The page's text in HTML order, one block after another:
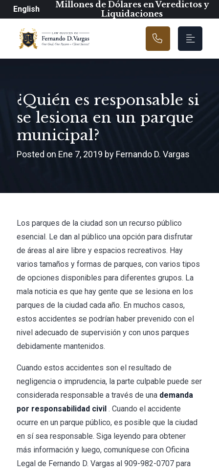
Navegación
English
Millones de Dólares en Veredictos y
Liquidaciones
¿Quién es responsable si
se lesiona en un parque
municipal?
Posted on Ene 7, 2019 by Fernando D. Vargas
Los parques de la ciudad son un recurso público
esencial. Le dan al público una opción para disfrutar
de áreas al aire libre y espacios recreativos. Hay
varios tamaños y formas de parques, con varios tipos
de opciones disponibles para diferentes grupos. La
mala noticia es que hay gente que se lesiona en los
parques de la ciudad cada año. En muchos casos,
estos accidentes se podrían haber prevenido con el
nivel adecuado de supervisión y con unos parques
debidamente mantenidos.
Cuando estos accidentes son el resultado de
negligencia o imprudencia, la parte culpable puede ser
considerada responsable a través de una demanda
por responsabilidad civil . Cuando el accidente
ocurre en un parque público, es posible que la ciudad
en sí sea responsable. Siga leyendo para obtener
más información y luego, comuníquese conOficina
Legal de Fernando D. Vargas al909-982-0707 para